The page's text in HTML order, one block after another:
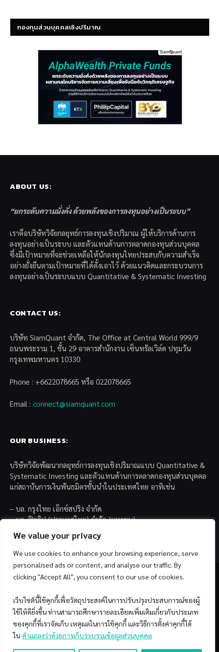
We value your privacy
We use cookies to enhance your browsing experience, serve
personalised ads or content, and analyse our traffic. By
clicking "Accept All", you consent to our use of cookies.
เว็บไซต์นี้ใช้คุกกี้เพื่อวัตถุประสงค์ในการปรับปรุงประสบการณ์ของผู้
ใช้ให้ดียิ่งขึ้น ท่านสามารถศึกษารายละเอียดเพิ่มเติมเกี่ยวกับประเภท
ของคุกกี้ที่เราจัดเก็บ เหตุผลในการใช้คุกกี้ และวิธีการตั้งค่าคุกกี้ได้
ใน คำแถลงว่าด้วยการเก็บรวบรวมข้อมูลส่วนบุคคล
กองทุนส่วนบุคคลเชิงปริมาณ
ABOUT US:
“ยกระดับความมั่งคั่ง ด้วยพลังของการลงทุนอย่างเป็นระบบ”
เราคือบริษัทวิจัยกลยุทธ์การลงทุนเชิงปริมาณ ผู้ให้บริการด้านการ
ลงทุนอย่างเป็นระบบ และตัวแทนด้านการตลาดกองทุนส่วนบุคคล
ซึ่งมีเป้าหมายที่จะช่วยเหลือให้นักลงทุนไทยประสบกับความสำเร็จ
อย่างยั่งยืนตามเป้าหมายที่ได้ตั้งเอาไว้ ด้วยแนวคิดและกระบวนการ
ลงทุนอย่างเป็นระบบแบบ Quantitative & Systematic Investing
CONTACT US:
บริษัท SiamQuant จำกัด, The Office at Central World 999/9
ถนนพระราม 1, ชั้น 29 อาคารสำนักงาน เซ็นทรัลเวิล์ด ปทุมวัน
กรุงเทพมหานคร 10330
Phone : +6622078665 หรือ 022078665
Email : connect@siamquant.com
OUR BUSINESS:
บริษัทวิจัยพัฒนากลยุทธ์การลงทุนเชิงปริมาณแบบ Quantitative &
Systematic Investing และตัวแทนด้านการตลาดกองทุนส่วนบุคคล
แก่สถาบันการเงินพันธมิตรชั้นนำในประเทศไทย อาทิเช่น
– บล. กรุงไทย เอ็กซ์สปริง จำกัด
– บล. ฟิลลิป (ประเทศไทย) จำกัด (มหาชน)
FacebookYouTube
© 2026 Copyright by SiamQuant.